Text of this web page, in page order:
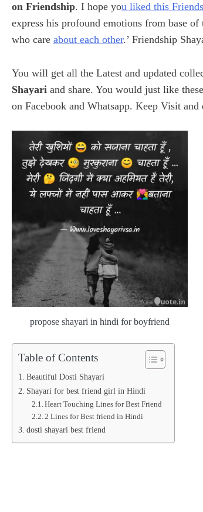
on Friendship. I hope you liked this
express his profound emotions from base
who care about each other.’ Friendship
You will get all the Latest and updated
Shayari and share. You would just like
on Facebook and Whatsapp. Keep Visit
propose shayari in hindi for boyfriend
Table of Contents
Beautiful Dosti Shayari
Shayari for best friend girl in Hindi
Heart Touching Lines for Best Friend
2 Lines for Best friend in Hindi
dosti shayari best friend